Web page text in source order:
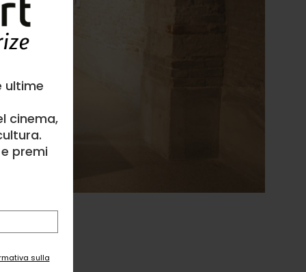
ultime
cinema,
premi
sulla